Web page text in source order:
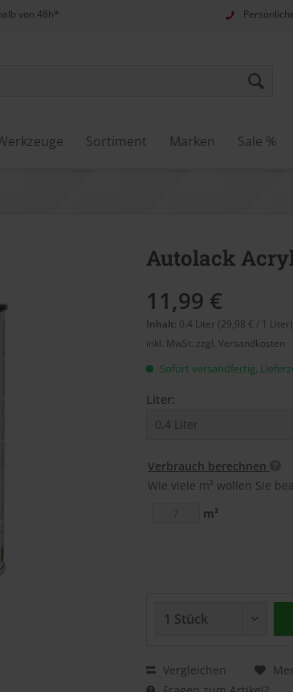
von 48h*
Sortiment Marken Sale %
Autolack
11,99 €
Inhalt: 0.4 Liter (29,98 € / 1 Liter)
inkl. MwSt. zzgl. Versandkosten
Sofort versandfertig,
Liter:
Verbrauch berechnen
Wie viele m² wollen Sie
m²
Vergleichen